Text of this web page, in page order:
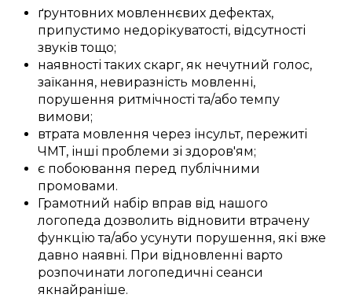
ґрунтовних мовленнєвих дефектах,
припустимо недорікуватості, відсутності
звуків тощо;
наявності таких скарг, як нечутний голос,
заїкання, невиразність мовленні,
порушення ритмічності та/аботемпу
вимови;
втрата мовлення через інсульт, пережиті
ЧМТ, інші проблеми зі здоров'ям;
є побоювання перед публічними
промовами.
Грамотний набір вправ від нашого
логопеда дозволить відновити втрачену
функцію та/або усунути порушення, які вже
давно наявні. При відновленні варто
розпочинати логопедичні сеанси
якнайраніше.